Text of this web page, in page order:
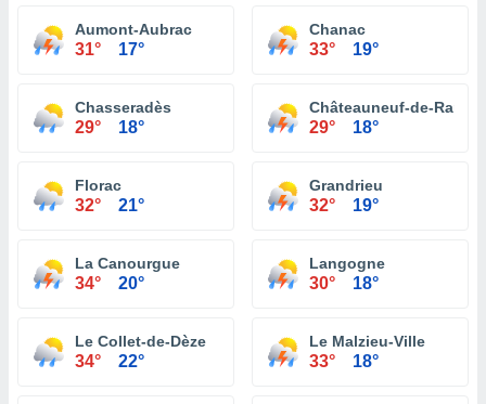
Aumont-Aubrac
31° 17°
Chanac
33° 19°
Chasseradès
29° 18°
Châteauneuf-de-
29° 18°
Florac
32° 21°
Grandrieu
32° 19°
La Canourgue
34° 20°
Langogne
30° 18°
Le Collet-de-Dèze
34° 22°
Le Malzieu-Ville
33° 18°